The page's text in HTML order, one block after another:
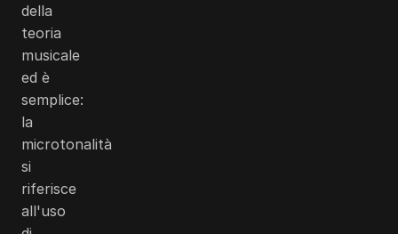
della
teoria
musicale
ed è
semplice:
la
microtonalità
si
riferisce
all'uso